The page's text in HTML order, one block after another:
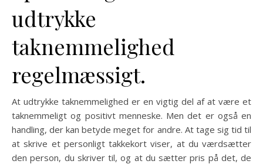
udtrykke
taknemmelighed
regelmæssigt.
At udtrykke taknemmelighed er en vigtig del af at være et
taknemmeligt og positivt menneske. Men det er også en
handling, der kan betyde meget for andre. At tage sig tid til
at skrive et personligt takkekort viser, at du værdsætter
den person, du skriver til, og at du sætter pris på det, de